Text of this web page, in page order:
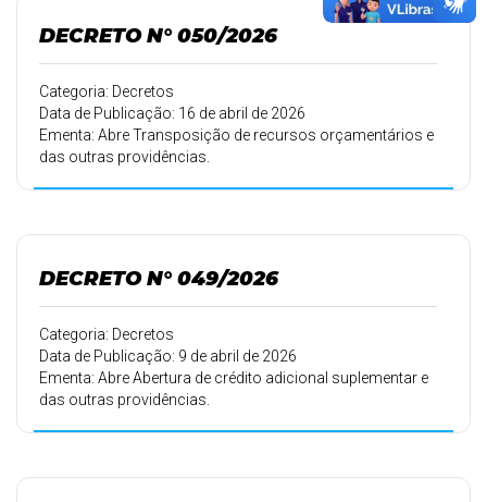
DECRETO N° 050/2026
Categoria: Decretos
Data de Publicação: 16 de abril de 2026
Ementa: Abre Transposição de recursos orçamentários e
das outras providências.
DECRETO N° 049/2026
Categoria: Decretos
Data de Publicação: 9 de abril de 2026
Ementa: Abre Abertura de crédito adicional suplementar e
das outras providências.